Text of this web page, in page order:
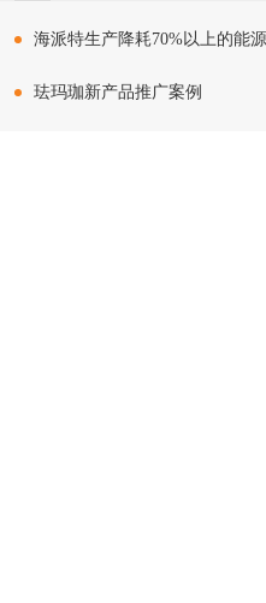
海派特生产降耗70%以上的能
珐玛珈新产品推广案例